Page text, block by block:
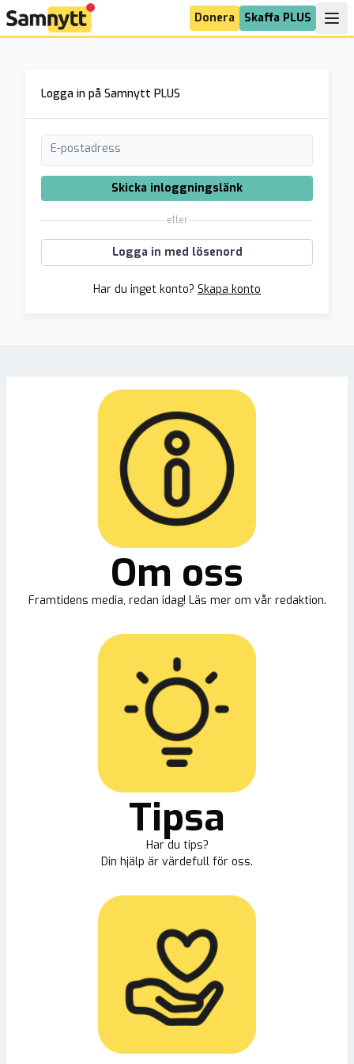
Donera Skaffa PLUS
Logga in på Samnytt PLUS
E-postadress
Skicka inloggningslänk
eller
Logga in med lösenord
Har du inget konto? Skapa konto
Om oss
Framtidens media, redan idag! Läs mer om vår redaktion.
Tipsa
Har du tips?
Din hjälp är värdefull för oss.